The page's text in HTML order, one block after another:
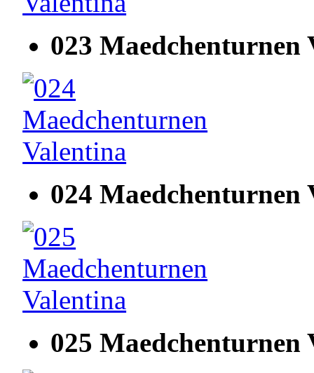
023 Maedchenturnen
024 Maedchenturnen
025 Maedchenturnen